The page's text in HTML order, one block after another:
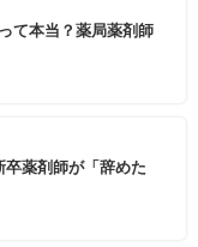
て本当？薬局薬剤師
薬剤師が「辞めた